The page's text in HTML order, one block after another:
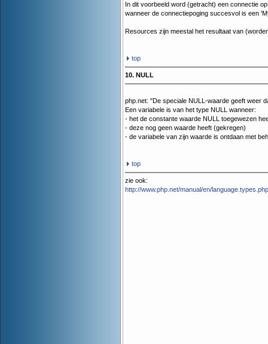
In dit voorbeeld word (getracht) een connectie
wanneer de connectiepoging succesvol is een
Resources zijn meestal het resultaat van
top
10. NULL
php.net: "De speciale NULL-waarde geeft weer
Een variabele is van het type NULL wanneer:
- het de constante waarde NULL toegewezen
- deze nog geen waarde heeft (gekregen)
- de variabele van zijn waarde is ontdaan met
top
zie ook:
http://www.php.net/manual/en/language.types.php